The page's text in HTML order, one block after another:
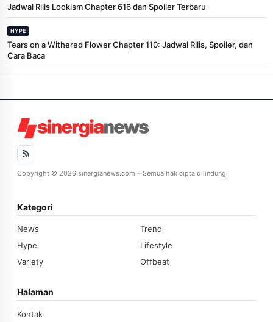
Jadwal Rilis Lookism Chapter 616 dan Spoiler Terbaru
HYPE
Tears on a Withered Flower Chapter 110: Jadwal Rilis, Spoiler, dan
Cara Baca
Copyright © 2026 sinergianews.com – Semua hak cipta dilindungi.
Kategori
News
Trend
Hype
Lifestyle
Variety
Offbeat
Halaman
Kontak